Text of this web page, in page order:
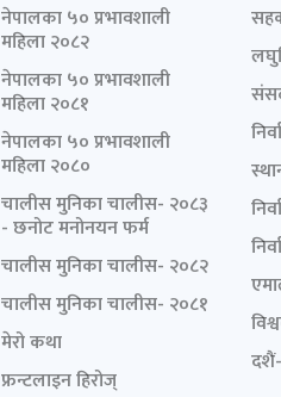
नेपालका ५० प्रभावशाली
महिला २०८२
नेपालका ५० प्रभावशाली
महिला २०८१
नेपालका ५० प्रभावशाली
महिला २०८०
चालीस मुनिका चालीस- २०८३
- छनोट मनोनयन फर्म
चालीस मुनिका चालीस- २०८२
चालीस मुनिका चालीस- २०८१
मेरो कथा
फ्रन्टलाइन हिरोज्